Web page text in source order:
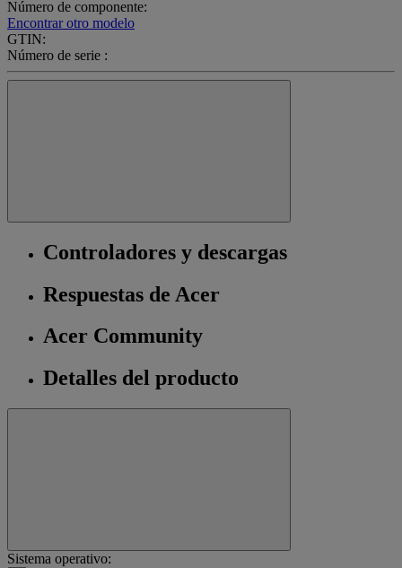
Número de componente:
Encontrar otro modelo
GTIN:
Número de serie :
Controladores y descargas
Respuestas de Acer
Acer Community
Detalles del producto
Sistema operativo: